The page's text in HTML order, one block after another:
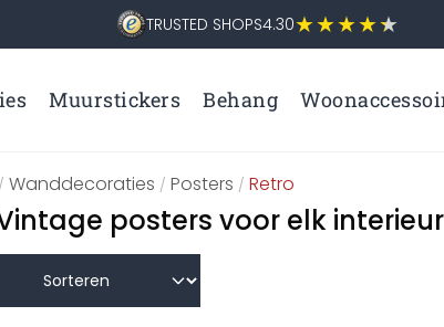
TRUSTED SHOPS4.30
Muurstickers Behang
/Wanddecoraties / Posters / Retro
posters voor elk interieur